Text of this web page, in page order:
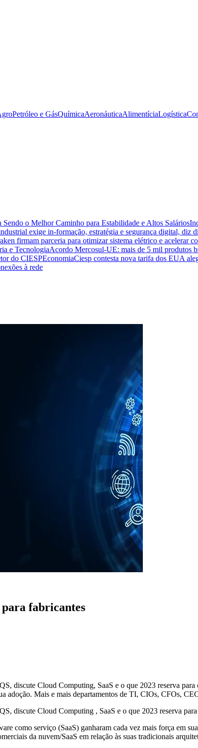
Petróleo e GásQuímicaAeronáuticaAlimentíciaLogística
o Melhor Caminho para Estabilidade e Altos Salários
exige in-formação, estratégia e segurança digital, diz
firmam parceria para otimizar sistema elétrico e acelerar
e TecnologiaAcordo Mercosul-UE: mais de 5 mil produtos
do CIESPEconomiaCiesp contesta nova tarifa dos EUA
à rede
fabricantes
discute Cloud Computing, SaaS e o que 2023 reserva
adoção. Mais e mais departamentos de TI, CIOs, CFOs,
discute Cloud Computing , SaaS e o que 2023 reserva
como serviço (SaaS) ganharam cada vez mais força em
da nuvem/SaaS em relação às suas tradicionais